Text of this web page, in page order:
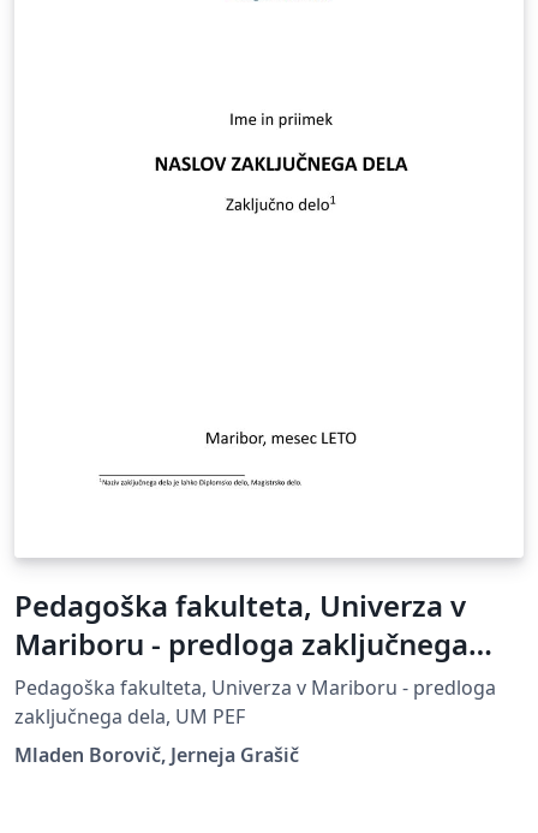
Pedagoška fakulteta, Univerza v
Mariboru - predloga zaključnega
dela
Pedagoška fakulteta, Univerza v Mariboru - predloga
zaključnega dela, UM PEF
Mladen Borovič, Jerneja Grašič